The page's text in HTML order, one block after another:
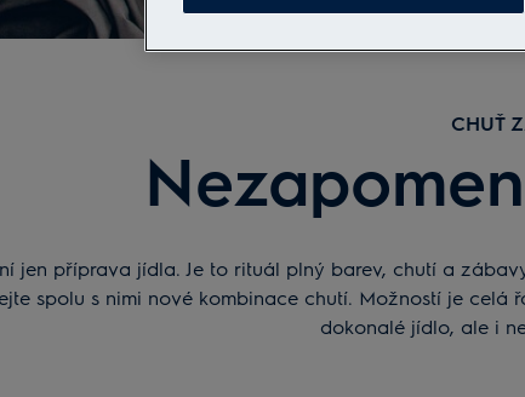
CHUŤ
jen příprava jídla. Je to rituál plný barev, chutí a
spolu s nimi nové kombinace chutí. Možností je
dokonalé jídlo, ale i